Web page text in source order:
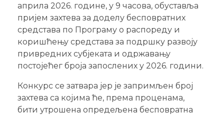
априла 2026. године, у 9 часова, обуставља
пријем захтева за доделу бесповратних
средстава по Програму о распореду и
коришћењу средстава за подршку развоју
привредних субјеката и одржавању
постојећег броја запослених у 2026. години.
Конкурс се затвара јер је запримљен број
захтева са којима ће, према проценама,
бити утрошена опредељена бесповратна